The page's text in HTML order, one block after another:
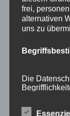
Flechtkurs
individuelle
miRaR Mira
Oberallgäu
frei,
alternativen
uns zu
Die
der
verwendet